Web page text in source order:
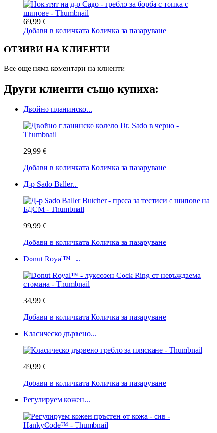
69,99 €
Добави в количката Количка за пазаруване
ОТЗИВИ НА КЛИЕНТИ
Все още няма коментари на клиенти
Други клиенти също купиха:
Двойно планинско...
29,99 €
Добави в количката Количка за пазаруване
Д-р Sado Baller...
99,99 €
Добави в количката Количка за пазаруване
Donut Royal™ -...
34,99 €
Добави в количката Количка за пазаруване
Класическо дървено...
49,99 €
Добави в количката Количка за пазаруване
Регулируем кожен...